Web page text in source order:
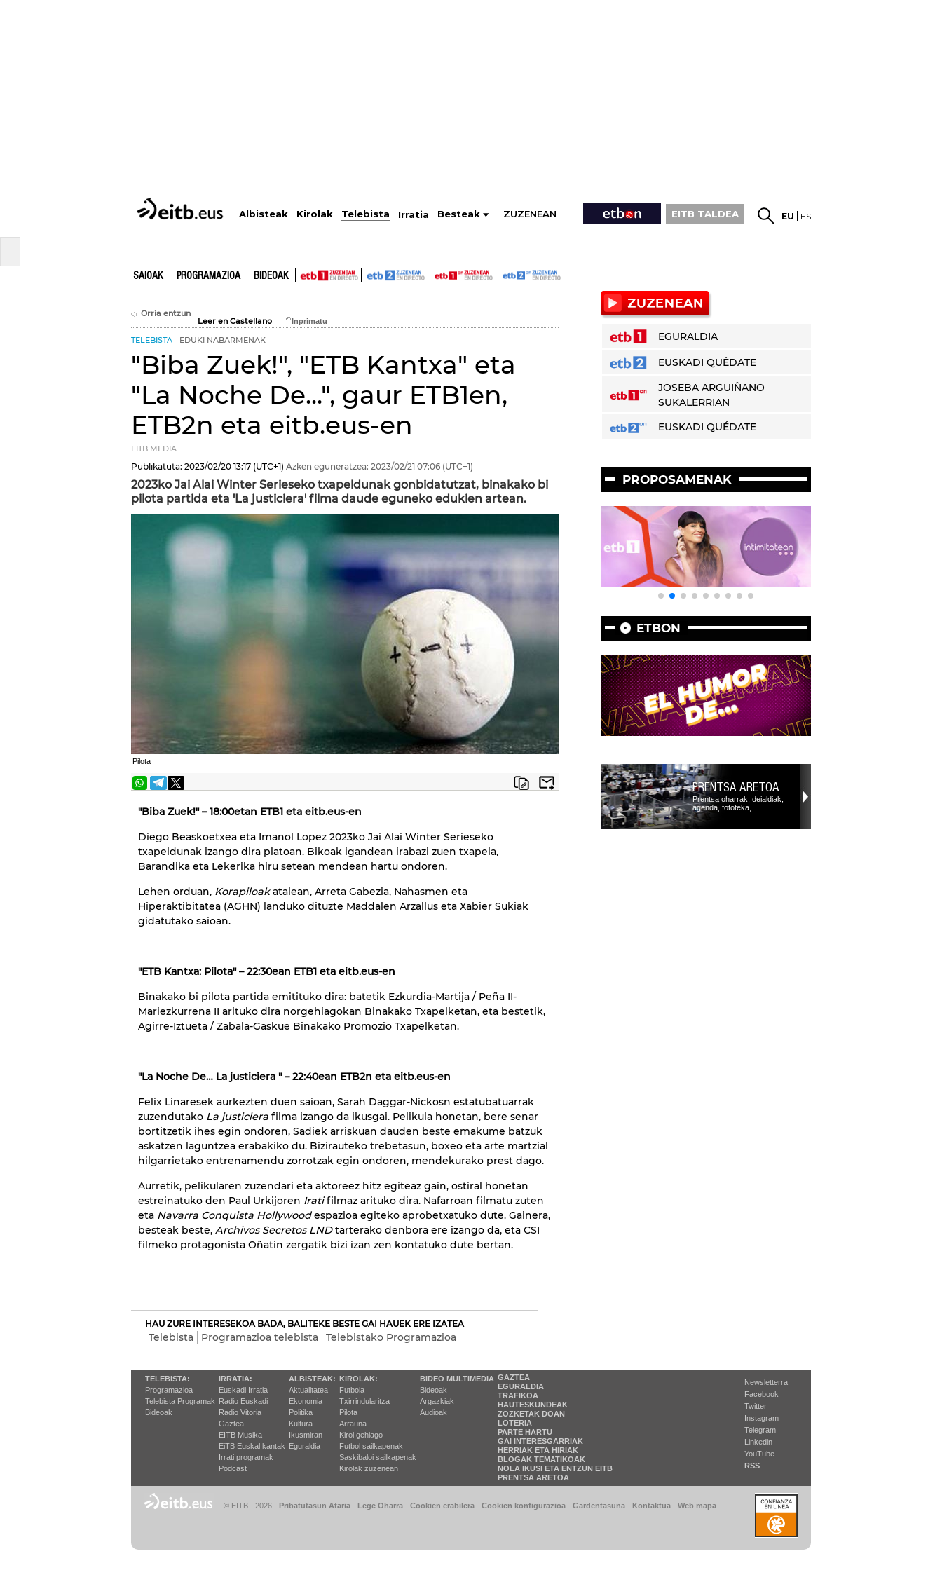
Albisteak Kirolak Telebista Irratia Besteak ZUZENEAN EITB TALDEA EU ES
SAIOAK PROGRAMAZIOA BIDEOAK
Orria entzun
Leer en Castellano
TELEBISTA EDUKI NABARMENAK
"Biba Zuek!", "ETB Kantxa" eta
"La Noche De...", gaur ETB1en,
ETB2n eta eitb.eus-en
EITB MEDIA
Publikatuta: 2023/02/20 13:17 (UTC+1) Azken eguneratzea: 2023/02/21 07:06 (UTC+1)
2023ko Jai Alai Winter Serieseko txapeldunak gonbidatutzat, binakako bi
pilota partida eta 'La justiciera' filma daude eguneko edukien artean.
Pilota
"Biba Zuek!" – 18:00etan ETB1 eta eitb.eus-en
Diego Beaskoetxea eta Imanol Lopez 2023ko Jai Alai Winter Serieseko
txapeldunak izango dira platoan. Bikoak igandean irabazi zuen txapela,
Barandika eta Lekerika hiru setean mendean hartu ondoren.
Lehen orduan, Korapiloakatalean, Arreta Gabezia, Nahasmen eta
Hiperaktibitatea (AGHN) landuko dituzte Maddalen Arzallus eta Xabier Sukiak
gidatutako saioan.
"ETB Kantxa: Pilota" – 22:30ean ETB1 eta eitb.eus-en
Binakako bi pilota partida emitituko dira: batetik Ezkurdia-Martija / Peña II-
Mariezkurrena II arituko dira norgehiagokan Binakako Txapelketan, eta bestetik,
Agirre-Iztueta / Zabala-Gaskue Binakako Promozio Txapelketan.
"La Noche De… La justiciera " – 22:40ean ETB2n eta eitb.eus-en
Felix Linaresek aurkezten duen saioan, Sarah Daggar-Nickosn estatubatuarrak
zuzendutako La justiciera filma izango da ikusgai. Pelikula honetan, bere senar
bortitzetik ihes egin ondoren, Sadiek arriskuan dauden beste emakume batzuk
askatzen laguntzea erabakiko du. Bizirauteko trebetasun, boxeo eta arte martzial
hilgarrietako entrenamendu zorrotzak egin ondoren, mendekurako prest dago.
Aurretik, pelikularen zuzendari eta aktoreez hitz egiteaz gain, ostiral honetan
estreinatuko den Paul Urkijoren Iratifilmaz arituko dira. Nafarroan filmatu zuten
eta Navarra Conquista Hollywoodespazioa egiteko aprobetxatuko dute. Gainera,
besteak beste, Archivos Secretos LNDtarterako denbora ere izango da, eta CSI
filmeko protagonista Oñatin zergatik bizi izan zen kontatuko dute bertan.
HAU ZURE INTERESEKOA BADA, BALITEKE BESTE GAI HAUEK ERE IZATEA
Telebista Programazioa telebista Telebistako Programazioa
EGURALDIA
EUSKADI QUÉDATE
JOSEBA ARGUIÑANO
SUKALERRIAN
EUSKADI QUÉDATE
PROPOSAMENAK
ETBON
PRENTSA ARETOA
Prentsa oharrak, deialdiak,
agenda, fototeka,…
TELEBISTA:
Programazioa
Telebista Programak
Bideoak
IRRATIA:
Euskadi Irratia
Radio Euskadi
Radio Vitoria
Gaztea
EITB Musika
EiTB Euskal kantak
Irrati programak
Podcast
ALBISTEAK:
Aktualitatea
Ekonomia
Politika
Kultura
Ikusmiran
Eguraldia
KIROLAK:
Futbola
Txirrindularitza
Pilota
Arrauna
Kirol gehiago
Futbol sailkapenak
Saskibaloi sailkapenak
Kirolak zuzenean
BIDEO MULTIMEDIA
Bideoak
Argazkiak
Audioak
GAZTEA
EGURALDIA
TRAFIKOA
HAUTESKUNDEAK
ZOZKETAK DOAN
LOTERIA
PARTE HARTU
GAI INTERESGARRIAK
HERRIAK ETA HIRIAK
BLOGAK TEMATIKOAK
NOLA IKUSI ETA ENTZUN EITB
PRENTSA ARETOA
Newsletterra
Facebook
Twitter
Instagram
Telegram
Linkedin
YouTube
RSS
© EITB - 2026 - Pribatutasun Ataria - Lege Oharra - Cookien erabilera - Cookien konfigurazioa - Gardentasuna - Kontaktua - Web mapa